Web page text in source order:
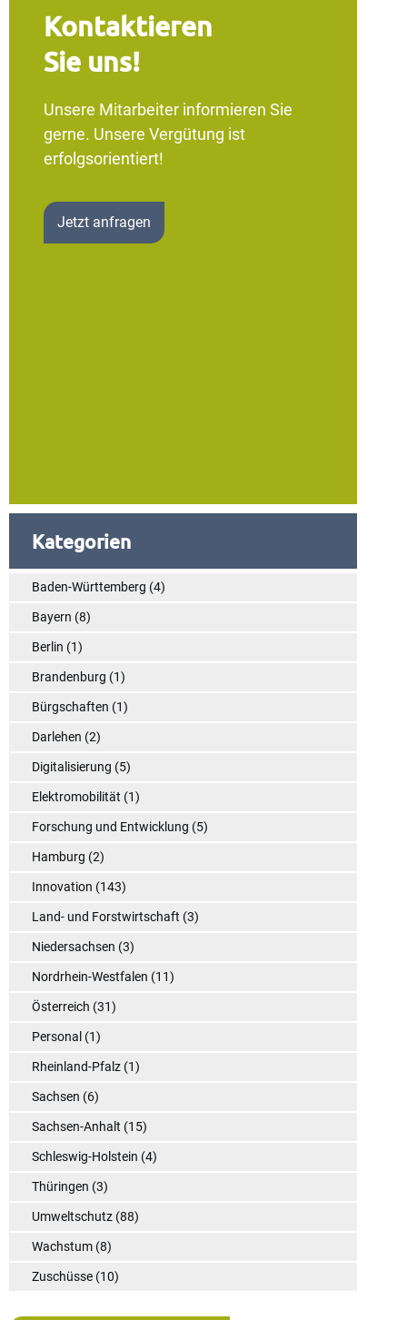
Kontaktieren
Sie uns!
Unsere Mitarbeiter informieren Sie
gerne. Unsere Vergütung ist
erfolgsorientiert!
Jetzt anfragen
Kategorien
Baden-Württemberg (4)
Bayern (8)
Berlin (1)
Brandenburg (1)
Bürgschaften (1)
Darlehen (2)
Digitalisierung (5)
Elektromobilität (1)
Forschung und Entwicklung (5)
Hamburg (2)
Innovation (143)
Land- und Forstwirtschaft (3)
Niedersachsen (3)
Nordrhein-Westfalen (11)
Österreich (31)
Personal (1)
Rheinland-Pfalz (1)
Sachsen (6)
Sachsen-Anhalt (15)
Schleswig-Holstein (4)
Thüringen (3)
Umweltschutz (88)
Wachstum (8)
Zuschüsse (10)